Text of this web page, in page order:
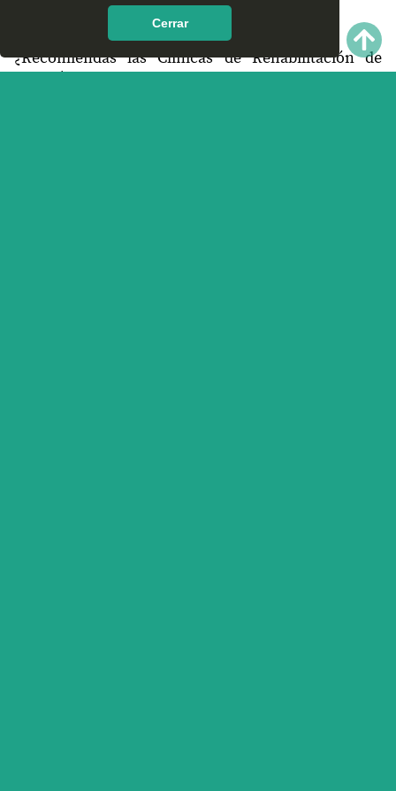
Cerrar
encontrar en Amatlán de Cañas, Nayarit?
¿Recomiendas las Clínicas de Rehabilitación de
Amatlán de Cañas, Nayarit?